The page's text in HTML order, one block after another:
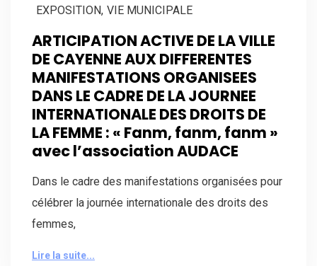
EXPOSITION, VIE MUNICIPALE
ARTICIPATION ACTIVE DE LA VILLE
DE CAYENNE AUX DIFFERENTES
MANIFESTATIONS ORGANISEES
DANS LE CADRE DE LA JOURNEE
INTERNATIONALE DES DROITS DE
LA FEMME : « Fanm, fanm, fanm »
avec l’association AUDACE
Dans le cadre des manifestations organisées pour
célébrer la journée internationale des droits des
femmes,
Lire la suite...